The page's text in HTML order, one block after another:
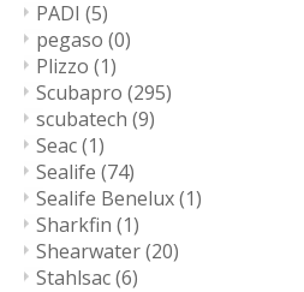
PADI (5)
pegaso (0)
Plizzo (1)
Scubapro (295)
scubatech (9)
Seac(1)
Sealife (74)
Sealife Benelux(1)
Sharkfin (1)
Shearwater(20)
Stahlsac(6)